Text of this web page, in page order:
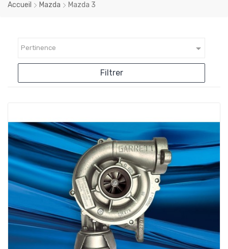
Accueil Mazda Mazda 3
Pertinence 
Filtrer